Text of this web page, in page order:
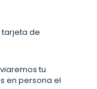
de
tu
en persona el